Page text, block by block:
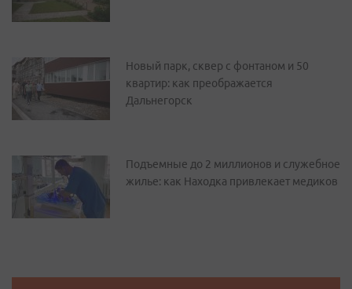
Новый парк, сквер с фонтаном и 50
квартир: как преображается
Дальнегорск
Подъемные до 2 миллионов и служебное
жилье: как Находка привлекает медиков